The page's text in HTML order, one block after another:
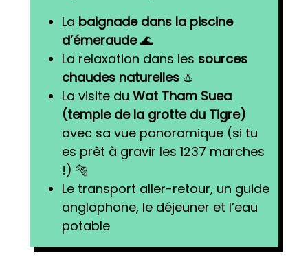
La baignade dans la piscine
d’émeraude🌊
La relaxation dans les sources
chaudes naturelles♨️
La visite du Wat Tham Suea
(temple de la grotte du Tigre)
avec sa vue panoramique (si tu
es prêt à gravir les 1237 marches
!) 🐅
Le transport aller-retour, un guide
anglophone, le déjeuner et l’eau
potable